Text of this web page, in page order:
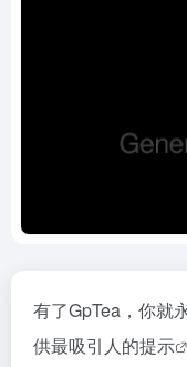
有了GpTea，你就
供最吸引人的提示